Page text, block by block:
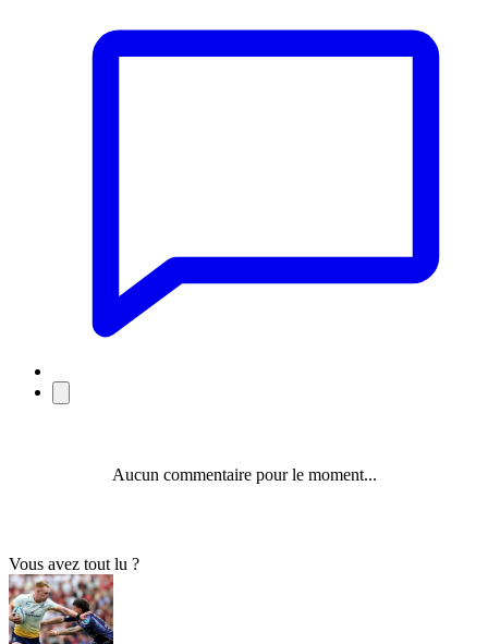
Aucun commentaire pour le moment...
Vous avez tout lu ?